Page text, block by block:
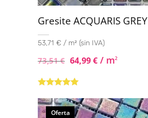
Gresite ACQUARIS GREY
53,71 € / m² (sin IVA)
73,51€ 64,99€ / m2
5.00de 5
Oferta